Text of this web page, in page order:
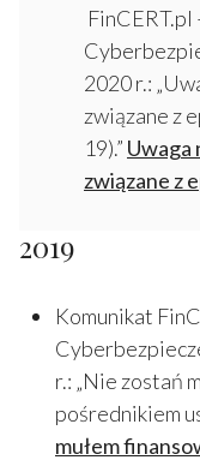
2020 r.:
związane z
19).” Uwaga
związane z
2019
Komunikat
r.: „Nie zostań
pośrednikiem
mułem